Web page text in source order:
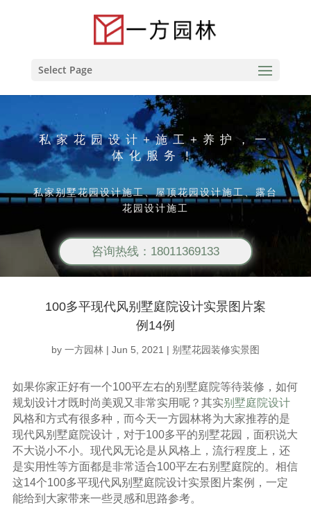
Select Page
私家花园设计+施工+养护，一
体化服务！
私家别墅花园设计施工、屋顶花园设计施工、露台
花园设计施工
咨询热线：18011369133
100多平现代风别墅庭院设计实景图片案
例14例
by 一方园林 | Jun 5, 2021 | 别墅花园装修实景图
如果你家正好有一个100平左右的别墅庭院等待装修，如何
规划设计才既时尚美观又非常实用呢？其实别墅庭院设计
风格和方式有很多种，而今天一方园林将为大家推荐的是
现代风别墅庭院设计，对于100多平的别墅花园，面积说大
不大说小不小。现代风无论是从风格上，流行程度上，还
是实用性等方面都是非常适合100平左右别墅庭院的。相信
这14个100多平现代风别墅庭院设计实景图片案例，一定
能给到大家带来一些灵感和思路参考。